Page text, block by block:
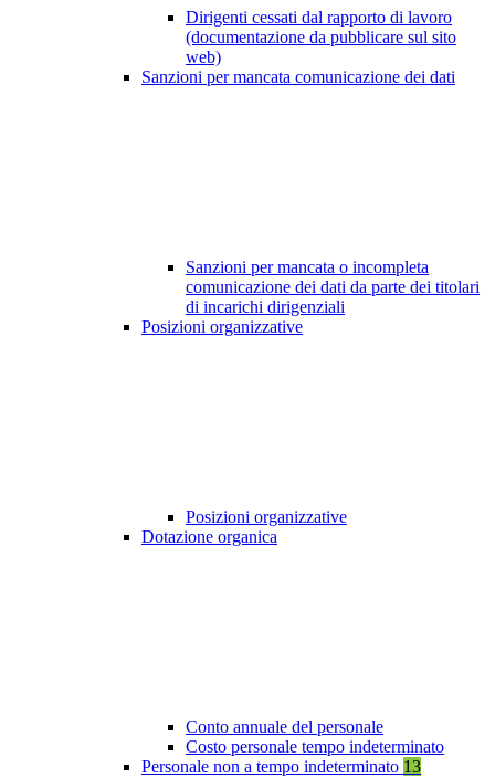
Dirigenti cessati dal rapporto di lavoro
(documentazione da pubblicare sul sito
web)
Sanzioni per mancata comunicazione dei dati
Sanzioni per mancata o incompleta
comunicazione dei dati da parte dei titolari
di incarichi dirigenziali
Posizioni organizzative
Posizioni organizzative
Dotazione organica
Conto annuale del personale
Costo personale tempo indeterminato
Personale non a tempo indeterminato 13